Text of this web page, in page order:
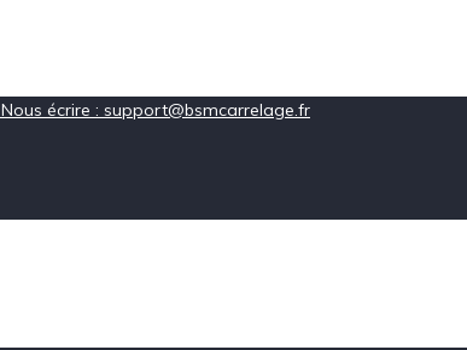
Nous écrire : support@bsmcarrelage.fr